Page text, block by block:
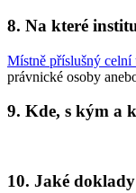
8. Na které
Místně příslušný celní
právnické osoby
9. Kde, s kým a
10. Jaké